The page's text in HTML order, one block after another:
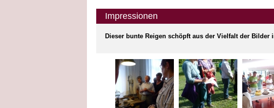
Impressionen
Dieser bunte Reigen schöpft aus der Vielfalt der Bilder